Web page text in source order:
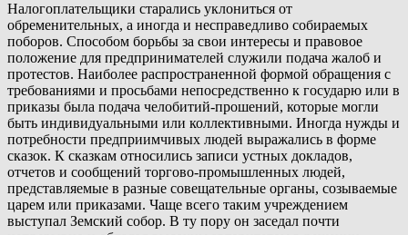
Налогоплательщики старались уклониться от
обременительных, а иногда и несправедливо собираемых
поборов. Способом борьбы за свои интересы и правовое
положение для предпринимателей служили подача жалоб и
протестов. Наиболее распространенной формой обращения с
требованиями и просьбами непосредственно к государю или в
приказы была подача челобитий-прошений, которые могли
быть индивидуальными или коллективными. Иногда нужды и
потребности предприимчивых людей выражались в форме
сказок. К сказкам относились записи устных докладов,
отчетов и сообщений торгово-промышленных людей,
представляемые в разные совещательные органы, созываемые
царем или приказами. Чаще всего таким учреждением
выступал Земский собор. В ту пору он заседал почти